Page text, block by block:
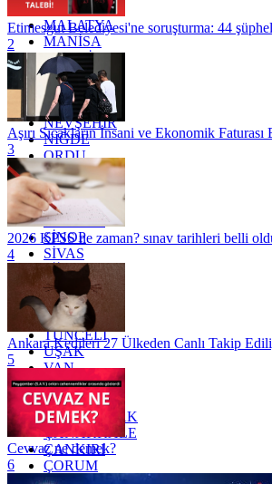
KİLİS
MALATYA
MANİSA
MARDİN
MERSİN
MUĞLA
MUŞ
NEVŞEHİR
NİĞDE
ORDU
OSMANİYE
RİZE
SAKARYA
SAMSUN
SİNOP
SİVAS
SİİRT
TEKİRDAĞ
TOKAT
TRABZON
TUNCELİ
UŞAK
VAN
YALOVA
YOZGAT
ZONGULDAK
ÇANAKKALE
ÇANKIRI
ÇORUM
Etimesgut Belediyesi'ne soruşturma: 44
2
Aşırı Sıcakların İnsani ve Ekonomik
3
2026 KPSS ne zaman? sınav tarihleri belli
4
Ankara Kedileri 27 Ülkeden Canlı Takip
5
Cevvaz ne demek?
6